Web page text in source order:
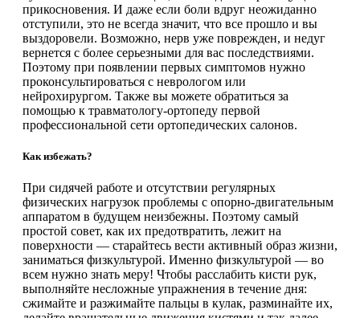
прикосновения. И даже если боли вдруг неожиданно
отступили, это не всегда значит, что все прошло и вы
выздоровели. Возможно, нерв уже поврежден, и недуг
вернется с более серьезными для вас последствиями.
Поэтому при появлении первых симптомов нужно
проконсультироваться с неврологом или
нейрохирургом. Также вы можете обратиться за
помощью к травматологу-ортопеду первой
профессиональной сети ортопедических салонов.
Как избежать?
При сидячей работе и отсутствии регулярных
физических нагрузок проблемы с опорно-двигательным
аппаратом в будущем неизбежны. Поэтому самый
простой совет, как их предотвратить, лежит на
поверхности — старайтесь вести активный образ жизни,
заниматься физкультурой. Именно физкультурой — во
всем нужно знать меру! Чтобы расслабить кисти рук,
выполняйте несложные упражнения в течение дня:
сжимайте и разжимайте пальцы в кулак, разминайте их,